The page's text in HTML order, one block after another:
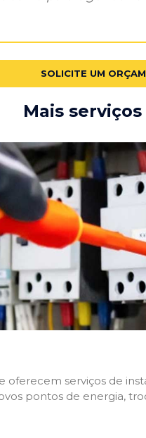
SOLICITE UM
Mais
oferecem serviços de
pontos de energia,